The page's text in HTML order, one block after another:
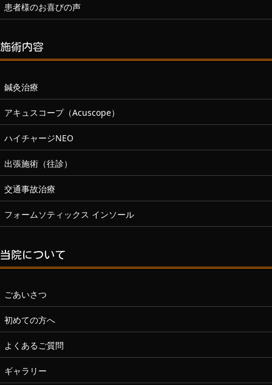
患者様のお喜びの声
施術内容
鍼灸治療
アキュスコープ（Acuscope）
ハイチャージNEO
出張施術（往診）
交通事故治療
フォームソティックス インソール
当院について
ごあいさつ
初めての方へ
よくあるご質問
ギャラリー